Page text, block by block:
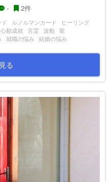
- 2件
ルノルマンカード
ヒーリング
心願成就 言霊 波動
龍
就職の悩み
結婚の悩み
る